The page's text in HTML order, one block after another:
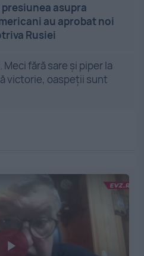
asupra
au aprobat noi
Rusiei
Meci fără sare și piper la
victorie, oaspeții sunt